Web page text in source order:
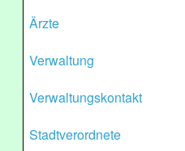
Ärzte
Verwaltung
Verwaltungskontakt
Stadtverordnete